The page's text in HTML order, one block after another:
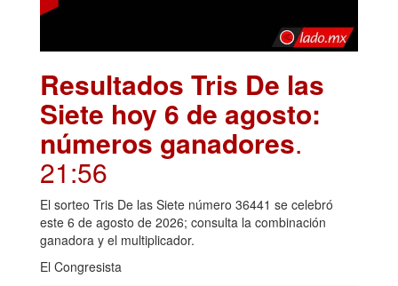
Resultados Tris De las
Siete hoy 6 de agosto:
números ganadores.
21:56
El sorteo Tris De las Siete número 36441 se celebró
este 6 de agosto de 2026; consulta la combinación
ganadora y el multiplicador.
El Congresista